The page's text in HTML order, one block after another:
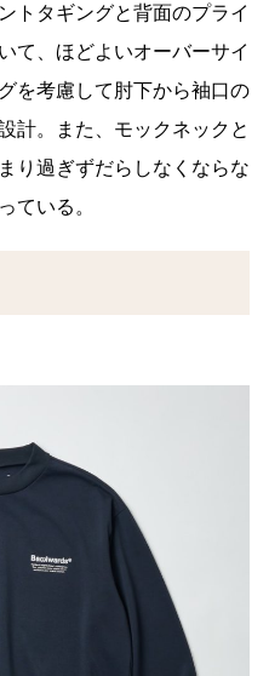
トタギングと背面のプライ
て、ほどよいオーバーサイ
を考慮して肘下から袖口の
計。また、モックネックと
り過ぎずだらしなくならな
ている。